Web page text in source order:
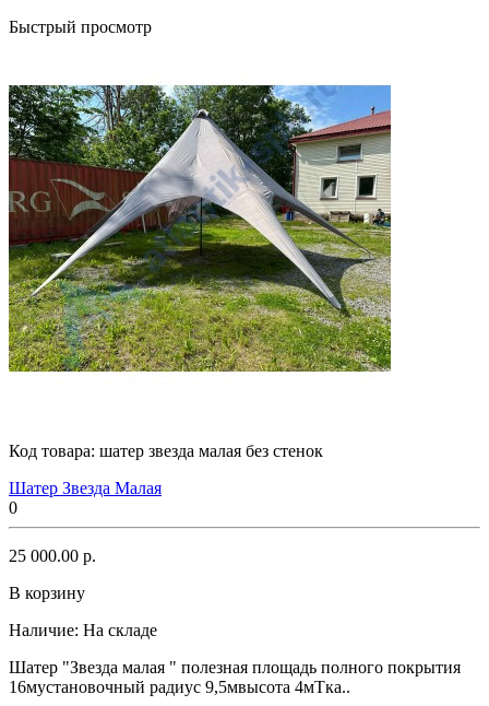
Быстрый просмотр
Код товара: шатер звезда малая без стенок
Шатер Звезда Малая
0
25 000.00 р.
В корзину
Наличие: На складе
Шатер "Звезда малая " полезная площадь полного покрытия
16мустановочный радиус 9,5мвысота 4мТка..